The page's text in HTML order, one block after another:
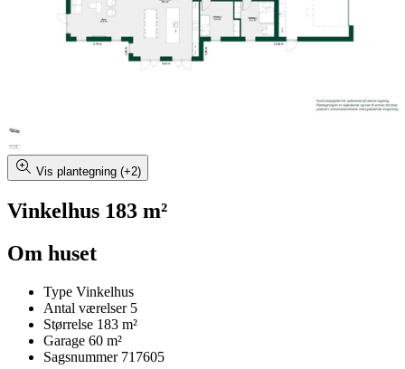
Vis plantegning (+2)
Vinkelhus 183 m²
Om huset
Type Vinkelhus
Antal værelser 5
Størrelse 183 m²
Garage 60 m²
Sagsnummer 717605